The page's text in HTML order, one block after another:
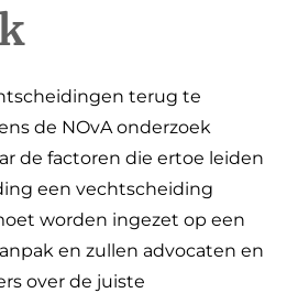
terug te
de NOvA onderzoek
de factoren die ertoe leiden
een vechtscheiding
worden ingezet op een
en zullen advocaten en
over de juiste